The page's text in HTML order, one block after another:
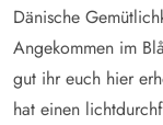
Dänische
Angekommen im
gut ihr euch hier
hat einen